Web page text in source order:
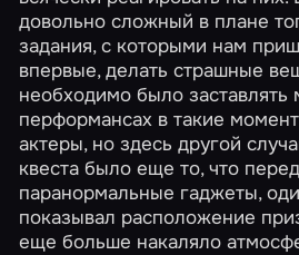
довольно сложный в плане
задания, с которыми нам
впервые, делать страшные
необходимо было заставлять
перформансах в такие
актеры, но здесь другой
квеста было еще то, что
паранормальные гаджеты,
показывал расположение
еще больше накаляло